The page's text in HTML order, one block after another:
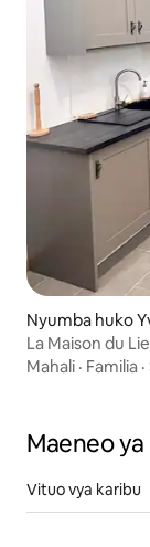
Nyumba huko
La Maison du
Mahali · Familia ·
Maeneo
Vituo vya karibu